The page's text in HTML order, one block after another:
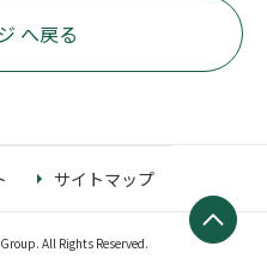
へ戻る
サイトマップ
All Rights Reserved.